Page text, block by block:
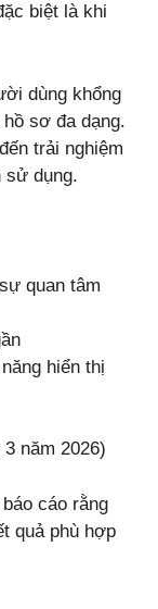
biệt là khi
dùng khổng
sơ đa dạng.
trải nghiệm
sử dụng.
quan tâm
hiển thị
năm 2026)
cáo rằng
quả phù hợp